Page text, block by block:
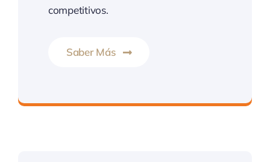
competitivos.
Saber Más